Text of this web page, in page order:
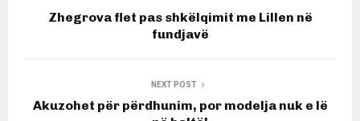
Zhegrova flet pas shkëlqimit me Lillen në
fundjavë
NEXT POST
Akuzohet për përdhunim, por modelja nuk e lë